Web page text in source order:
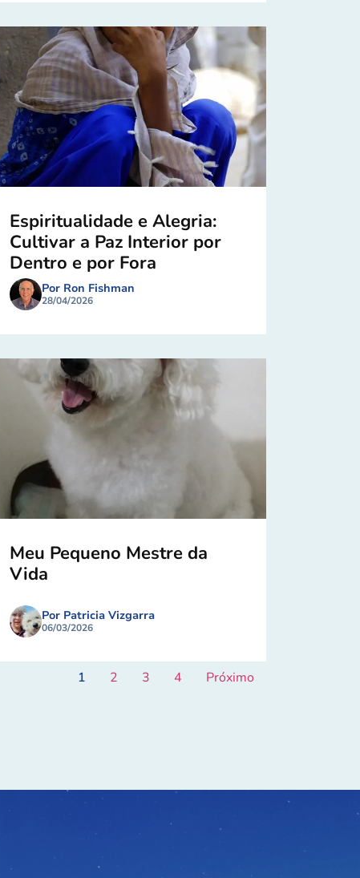
Espiritualidade e Alegria:
Cultivar a Paz Interior por
Dentro e por Fora
Por Ron Fishman
28/04/2026
Meu Pequeno Mestre da
Vida
Por Patricia Vizgarra
06/03/2026
1 2 3 4 Próximo